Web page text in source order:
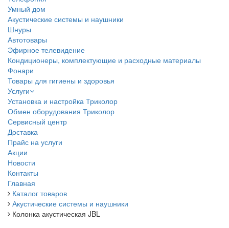
Умный дом
Акустические системы и наушники
Шнуры
Автотовары
Эфирное телевидение
Кондиционеры, комплектующие и расходные материалы
Фонари
Товары для гигиены и здоровья
Услуги
Установка и настройка Триколор
Обмен оборудования Триколор
Сервисный центр
Доставка
Прайс на услуги
Акции
Новости
Контакты
Главная
Каталог товаров
Акустические системы и наушники
Колонка акустическая JBL